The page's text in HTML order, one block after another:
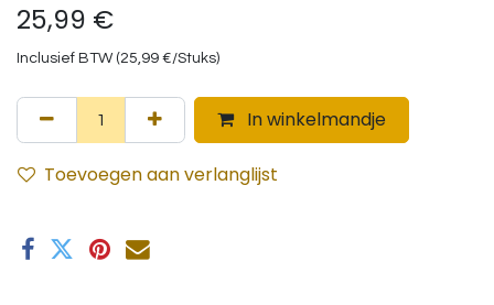
25,99 €
Inclusief BTW (25,99 €/Stuks)
In winkelmandje
Toevoegen aan verlanglijst